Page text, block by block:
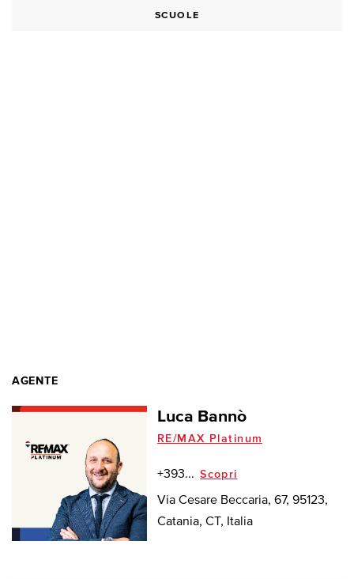
SCUOLE
AGENTE
Luca Bannò
RE/MAX Platinum
+393... Scopri
Via Cesare Beccaria, 67, 95123,
Catania, CT, Italia